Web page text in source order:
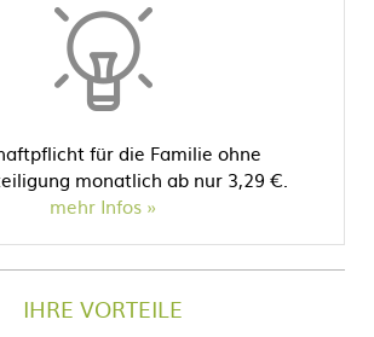
für die Familie ohne
monatlich ab nur 3,29 €.
mehr Infos
IHRE VORTEILE